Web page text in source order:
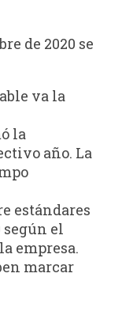
de 2020 se
va la
la
año. La
estándares
según el
empresa.
marcar